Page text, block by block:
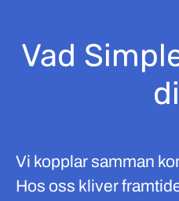
Vad
Vi kopplar samman
Hos oss kliver